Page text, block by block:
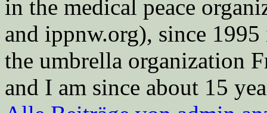
in the medical peace
and ippnw.org), since
the umbrella organization
and I am since about 15